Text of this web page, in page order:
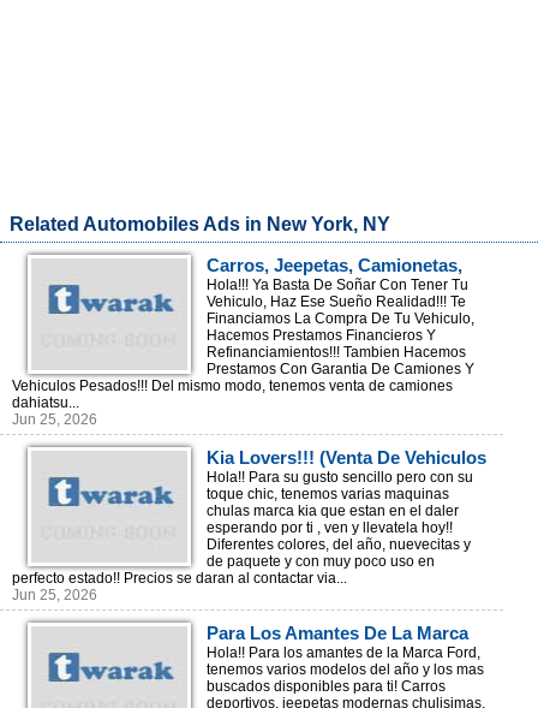
Related Automobiles Ads in New York, NY
Carros, Jeepetas, Camionetas,
Nuevecitas Usadas Y De Paquete!
Hola!!! Ya Basta De Soñar Con Tener Tu
Vehiculo, Haz Ese Sueño Realidad!!! Te
Financiamos La Compra De Tu Vehiculo,
Hacemos Prestamos Financieros Y
Refinanciamientos!!! Tambien Hacemos
Prestamos Con Garantia De Camiones Y
Vehiculos Pesados!!! Del mismo modo, tenemos venta de camiones
dahiatsu...
Jun 25, 2026
Kia Lovers!!! (Venta De Vehiculos
Marca Kia, Dealer En Santiago)
Hola!! Para su gusto sencillo pero con su
toque chic, tenemos varias maquinas
chulas marca kia que estan en el daler
esperando por ti , ven y llevatela hoy!!
Diferentes colores, del año, nuevecitas y
de paquete y con muy poco uso en
perfecto estado!! Precios se daran al contactar via...
Jun 25, 2026
Para Los Amantes De La Marca
Ford, Opciones Para Elegir Ya!
Hola!! Para los amantes de la Marca Ford,
tenemos varios modelos del año y los mas
buscados disponibles para ti! Carros
deportivos, jeepetas modernas chulisimas,